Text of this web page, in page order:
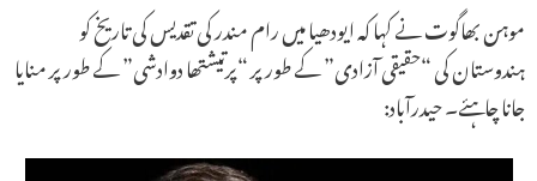
موہن بھاگوت نے کہا کہ ایودھیا میں رام مندر کی تقدیس کی تاریخ کو
ہندوستان کی “حقیقی آزادی” کے طور پر “پرتیشتھا دوادشی” کے طور پر منایا
جانا چاہئے۔ حیدرآباد: